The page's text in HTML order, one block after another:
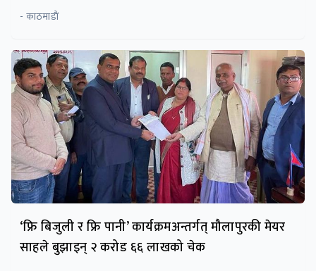
- काठमाडाैं
‘फ्रि बिजुली र फ्रि पानी’ कार्यक्रमअन्तर्गत् मौलापुरकी मेयर
साहले बुझाइन् २ करोड ६६ लाखको चेक